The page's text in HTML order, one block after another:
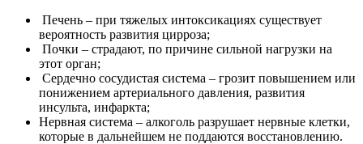
Печень – при тяжелых интоксикациях существует
вероятность развития цирроза;
Почки – страдают, по причине сильной нагрузки на
этот орган;
Сердечно сосудистая система – грозит повышением или
понижением артериального давления, развития
инсульта, инфаркта;
Нервная система – алкоголь разрушает нервные клетки,
которые в дальнейшем не поддаются восстановлению.